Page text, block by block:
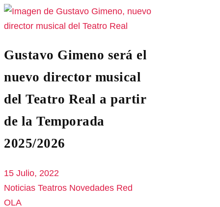
Gustavo Gimeno será el
nuevo director musical
del Teatro Real a partir
de la Temporada
2025/2026
15 Julio, 2022
Noticias Teatros Novedades Red
OLA